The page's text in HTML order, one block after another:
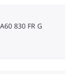
830 FR G